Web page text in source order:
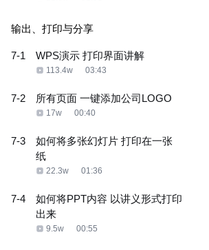
输出、打印与分享
7-1 WPS演示 打印界面讲解
113.4w 03:43
7-2 所有页面 一键添加公司LOGO
17w 00:40
7-3
如何将多张幻灯片 打印在一张
纸
22.3w 01:36
7-4
如何将PPT内容 以讲义形式打印
出来
9.5w 00:55